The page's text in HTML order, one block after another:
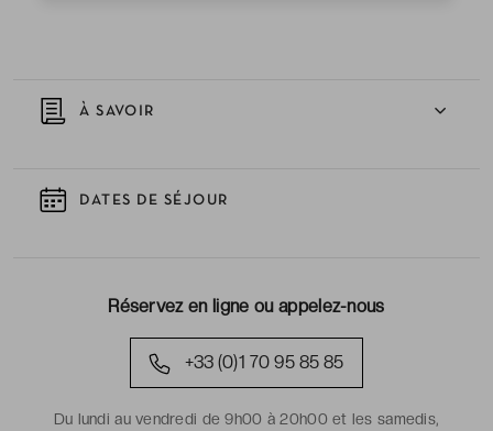
À SAVOIR
DATES DE SÉJOUR
Réservez en ligne ou appelez-nous
+33 (0)1 70 95 85 85
Du lundi au vendredi de 9h00 à 20h00 et les samedis,